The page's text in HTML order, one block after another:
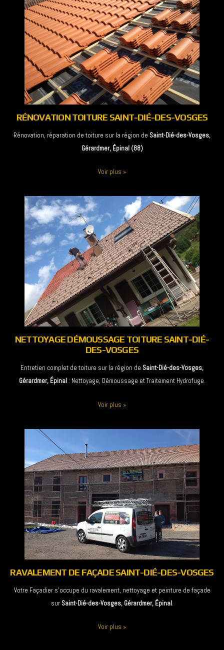
RÉNOVATION TOITURE SAINT-DIÉ-DES-VOSGES
Rénovation, réparation de toiture sur la région de Saint-Dié-des-Vosges,
Gérardmer, Épinal (88)
Voir plus »
NETTOYAGE DÉMOUSSAGE TOITURE SAINT-DIÉ-
DES-VOSGES
Entretien complet de toiture sur la région de Saint-Dié-des-Vosges,
Gérardmer, Épinal: Nettoyage, Démoussage et Traitement Hydrofuge.
Voir plus »
RAVALEMENT DE FAÇADE SAINT-DIÉ-DES-VOSGES
Votre Façadier s'occupe du ravalement, nettoyage et peinture de façade
sur Saint-Dié-des-Vosges, Gérardmer, Épinal.
Voir plus »